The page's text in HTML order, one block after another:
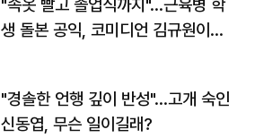
"속옷 빨고 졸업식까지"…근육병 학
생 돌본 공익, 코미디언 김규원이었
"경솔한 언행 깊이 반성"…고개 숙인
신동엽, 무슨 일이길래?